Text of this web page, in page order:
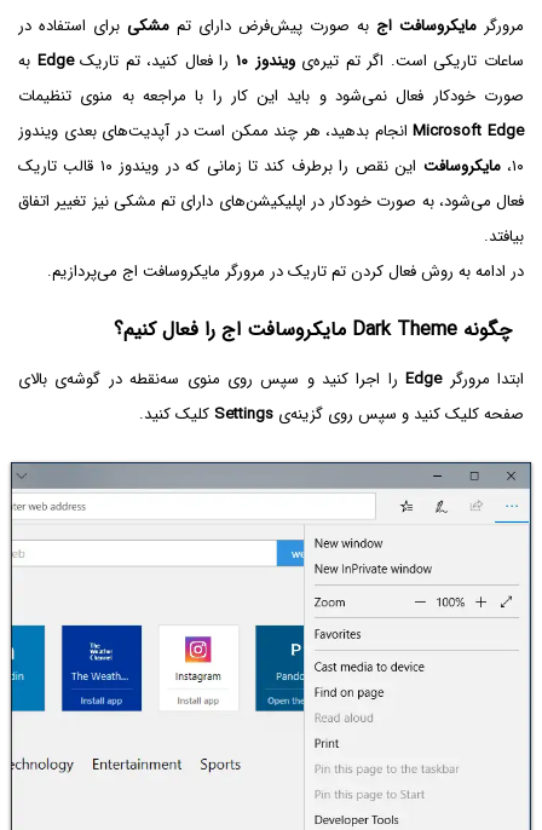
مرورگر مایکروسافت اج به صورت پیش‌فرض دارای تم مشکی برای استفاده در
ساعات تاریکی است. اگر تم تیره‌یویندوز ۱۰ را فعال کنید، تم تاریکEdge به
صورت خودکار فعال نمی‌شود و باید این کار را با مراجعه به منوی تنظیمات
Microsoft Edgeانجام بدهید، هر چند ممکن است در آپدیت‌های بعدی ویندوز
۱۰، مایکروسافت
این نقص را برطرف کند تا زمانی که در ویندوز ۱۰ قالب تاریک
فعال می‌شود، به صورت خودکار در اپلیکیشن‌های دارای تم مشکی نیز تغییر اتفاق
بیافتد.
در ادامه به روش فعال کردن تم تاریک در مرورگر مایکروسافت اج می‌پردازیم.
چگونه Dark Theme مایکروسافت اج را فعال کنیم؟
ابتدا مرورگرEdgeرا اجرا کنید و سپس روی منوی سه‌نقطه در گوشه‌ی بالای
صفحه کلیک کنید و سپس روی گزینه‌ی Settings کلیک کنید.